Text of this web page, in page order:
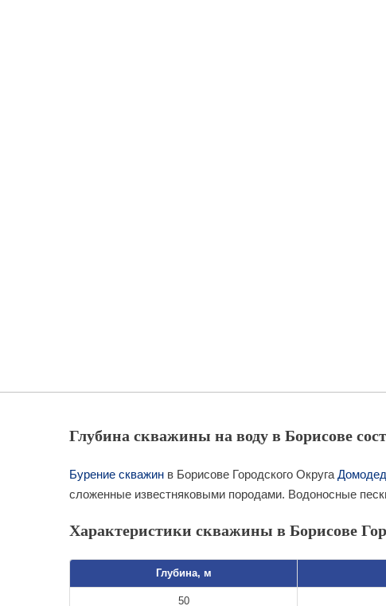
Глубина скважины на воду в Борисове
Бурение скважин в Борисове Городского Округа
сложенные известняковыми породами. Водоносные
Характеристики скважины в Борисове
Глубина, м
50